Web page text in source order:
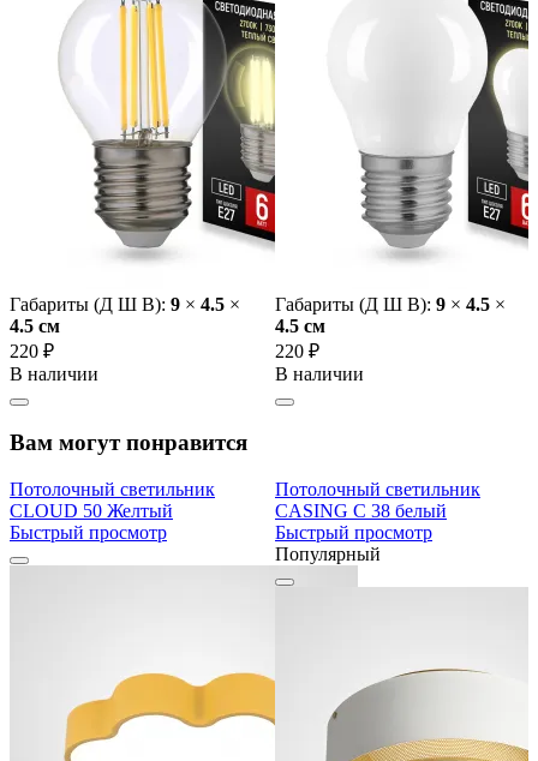
Габариты (Д Ш В): 9 × 4.5 ×
4.5 cм
220 ₽
В наличии
Габариты (Д Ш В): 9 × 4.5 ×
4.5 cм
220 ₽
В наличии
Вам могут понравится
Потолочный светильник
CLOUD 50 Желтый
Быстрый просмотр
Потолочный светильник
CASING C 38 белый
Быстрый просмотр
Популярный